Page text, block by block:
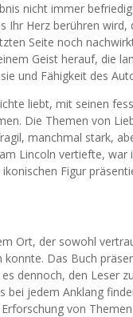
nicht immer
Herz berühren wird,
Seite noch
Geist herauf, die
und Fähigkeit des
liebt, mit seinen
Die Themen von
manchmal stark,
Lincoln vertiefte, war
Figur
Ort, der sowohl
Das Buch
dennoch, den Leser
bei jedem Anklang
von